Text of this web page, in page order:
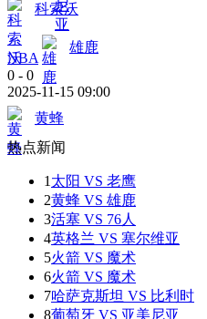
科索沃
NBA
雄鹿
0 - 0
2025-11-15 09:00
黄蜂
热点新闻
1 太阳 VS 老鹰
2黄蜂 VS 雄鹿
3活塞 VS 76人
4英格兰 VS 塞尔维亚
5火箭 VS 魔术
6火箭 VS 魔术
7哈萨克斯坦 VS 比利时
8葡萄牙 VS 亚美尼亚